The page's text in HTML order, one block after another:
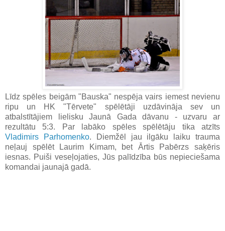
Līdz spēles beigām "Bauska" nespēja vairs iemest nevienu
ripu un HK "Tērvete" spēlētāji uzdāvināja sev un
atbalstītājiem lielisku Jaunā Gada dāvanu - uzvaru ar
rezultātu 5:3. Par labāko spēles spēlētāju tika atzīts
Vladimirs Parhomenko. Diemžēl jau ilgāku laiku trauma
neļauj spēlēt Laurim Kimam, bet Ārtis Pabērzs saķēris
iesnas. Puiši veseļojaties, Jūs palīdzība būs nepieciešama
komandai jaunajā gadā.